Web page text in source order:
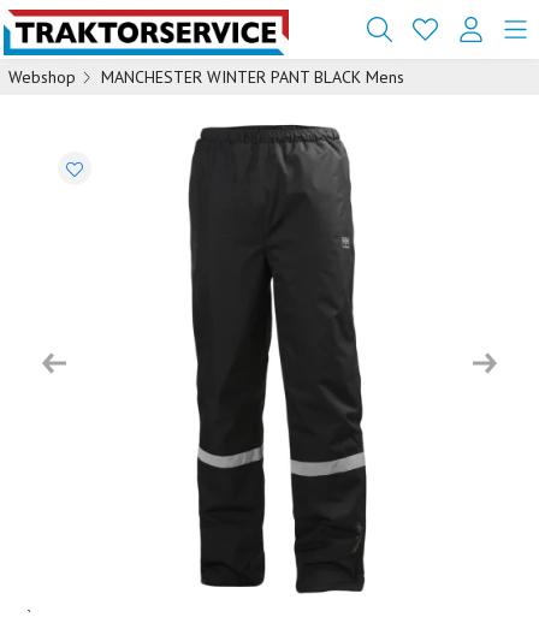
Webshop MANCHESTER WINTER PANT BLACK Mens
Previous Next
`